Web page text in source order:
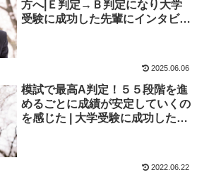
方へ|Ｅ判定→Ｂ判定になり大学
受験に成功した先輩にインタビュ
2025.06.06
模試で最高A判定！５５段階を進
めるごとに成績が安定していくの
を感じた | 大学受験に成功した先
2022.06.22